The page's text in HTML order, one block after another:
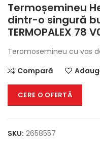
Termoșemineu
dintr-o singură
TERMOPALEX 78
Teromosemineu cu vas
Compară
CERE O OFERTĂ
SKU: 2658557